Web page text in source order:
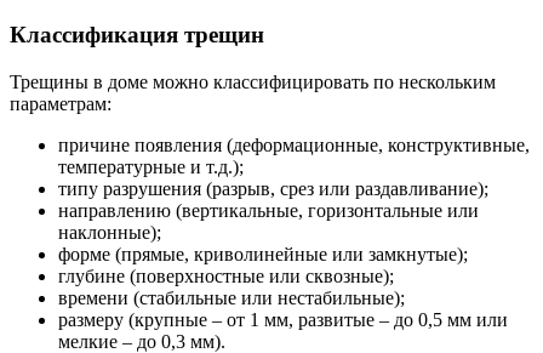
Классификация трещин
Трещины в доме можно классифицировать по нескольким
параметрам:
причине появления (деформационные, конструктивные,
температурные и т.д.);
типу разрушения (разрыв, срез или раздавливание);
направлению (вертикальные, горизонтальные или
наклонные);
форме (прямые, криволинейные или замкнутые);
глубине (поверхностные или сквозные);
времени (стабильные или нестабильные);
размеру (крупные – от 1 мм, развитые – до 0,5 мм или
мелкие – до 0,3 мм).